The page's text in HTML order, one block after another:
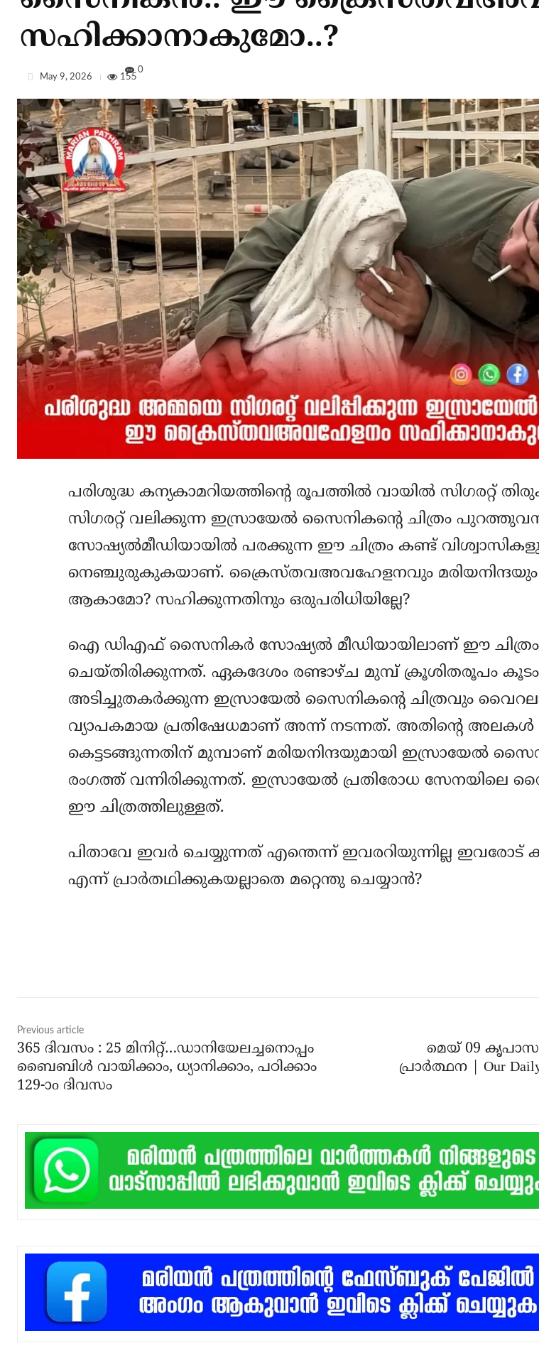
സഹിക്കാനാകുമോ..?
May 9, 2026 155
0
പരിശുദ്ധ കന്യകാമറിയത്തിന്റെ രൂപത്തില്‍ വായില്‍ സിഗരറ്റ്
സിഗരറ്റ് വലിക്കുന്ന ഇസ്രായേല്‍ സൈനികന്റെ ചിത്രം
സോഷ്യല്‍മീഡിയായില്‍ പരക്കുന്ന ഈ ചിത്രം കണ്ട്
നെഞ്ചുരുകുകയാണ്. ക്രൈസ്തവഅവഹേളനവും മരിയനിന്ദയും
ആകാമോ? സഹിക്കുന്നതിനും ഒരുപരിധിയില്ലേ?
ഐ ഡിഎഫ് സൈനികര്‍ സോഷ്യല്‍ മീഡിയായിലാണ് ഈ
ചെയ്തിരിക്കുന്നത്. ഏകദേശം രണ്ടാഴ്ച മുമ്പ് ക്രൂശിതരൂപം
അടിച്ചുതകര്‍ക്കുന്ന ഇസ്രായേല്‍ സൈനികന്റെ ചിത്രവും
വ്യാപകമായ പ്രതിഷേധമാണ് അന്ന് നടന്നത്. അതിന്റെ അലകള്‍
കെട്ടടങ്ങുന്നതിന് മുമ്പാണ് മരിയനിന്ദയുമായി ഇസ്രായേല്‍
രംഗത്ത് വന്നിരിക്കുന്നത്. ഇസ്രായേല്‍ പ്രതിരോധ സേനയിലെ
ഈ ചിത്രത്തിലുള്ളത്.
പിതാവേ ഇവര്‍ ചെയ്യുന്നത് എന്തെന്ന് ഇവരറിയുന്നില്ല ഇവരോട്
എന്ന് പ്രാര്‍തഥിക്കുകയല്ലാതെ മറ്റെന്തു ചെയ്യാന്‍?
Previous article
365 ദിവസം : 25 മിനിറ്റ്…ഡാനിയേലച്ചനൊപ്പം
ബൈബിൾ വായിക്കാം, ധ്യാനിക്കാം, പഠിക്കാം
129-ാo ദിവസം
മെയ് 09
പ്രാർത്ഥന | Our Daily